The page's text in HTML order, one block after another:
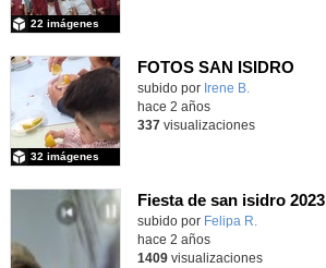
22 imágenes
FOTOS SAN ISIDRO
subido por Irene B.
32 imágenes
hace 2 años
337visualizaciones
Fiesta de san isidro 2023
subido por Felipa R.
hace 2 años
1409visualizaciones